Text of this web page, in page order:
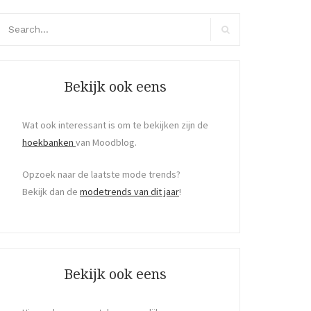
Bekijk ook eens
Wat ook interessant is om te bekijken zijn de
hoekbanken van Moodblog.
Opzoek naar de laatste mode trends?
Bekijk dan de modetrends van dit jaar!
Bekijk ook eens